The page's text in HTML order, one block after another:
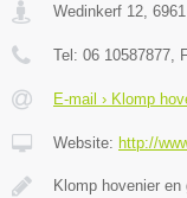
Wedinkerf 12
Tel: 06 10587877 ,
E-mail › Klomp
Website: http://
Klomp hovenier